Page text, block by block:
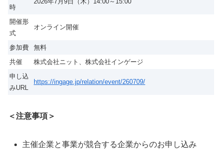
時
開催形
式
オンライン開催
参加費
無料
共催
株式会社ニット、株式会社インゲージ
申し込
みURL
https://ingage.jp/relation/event/260709/
＜注意事項＞
主催企業と事業が競合する企業からのお申し込み